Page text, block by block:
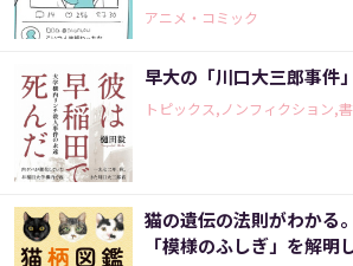
アニメ・コミック
早大の「川口大三郎事件
トピックス,ノンフィクション,
猫の遺伝の法則がわかる
「模様のふしぎ」を解明